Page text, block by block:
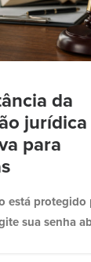
da
jurídica
para
está protegido
sua senha